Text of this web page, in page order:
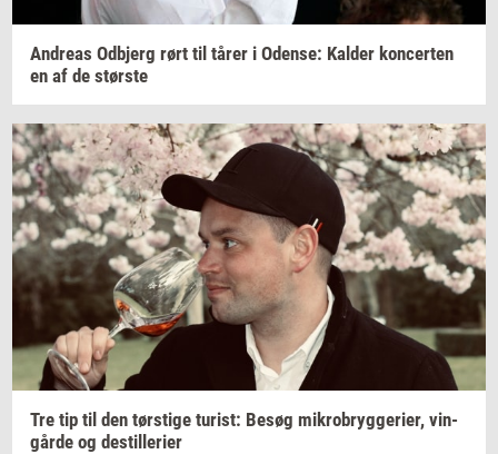
An­dreas Od­b­jerg rørt til tårer i Oden­se: Kal­der kon­cer­ten
en af de stør­ste
Tre tip til den tørsti­ge turist: Besøg mi­kro­bryg­ge­ri­er, vin­
går­de og destil­le­ri­er